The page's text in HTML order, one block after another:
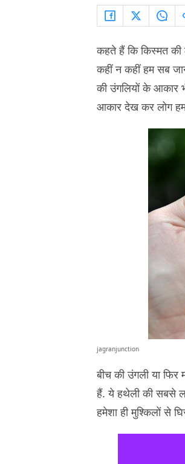
कहते हैं कि किस्मत की
कहीं न कहीं हम सब
की उंगलियों के आकार
आकार देख कर लोग
jagranjunction
बीच की उंगली या फिर
हैं. ये हथेली की सबसे
हमेशा ही मुश्किलों से